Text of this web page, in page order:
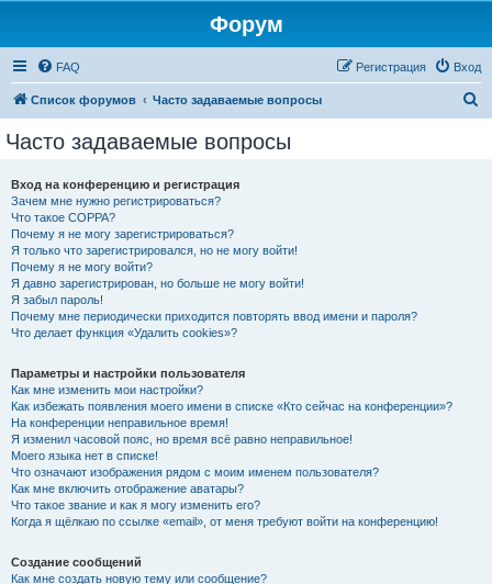
Форум
FAQ Вход
Регистрация
Список форумов Часто задаваемые вопросы
Часто задаваемые вопросы
Вход на конференцию и регистрация
Зачем мне нужно регистрироваться?
Что такое COPPA?
Почему я не могу зарегистрироваться?
Я только что зарегистрировался, но не могу войти!
Почему я не могу войти?
Я давно зарегистрирован, но больше не могу войти!
Я забыл пароль!
Почему мне периодически приходится повторять ввод имени и пароля?
Что делает функция «Удалить cookies»?
Параметры и настройки пользователя
Как мне изменить мои настройки?
Как избежать появления моего имени в списке «Кто сейчас на конференции»?
На конференции неправильное время!
Я изменил часовой пояс, но время всё равно неправильное!
Моего языка нет в списке!
Что означают изображения рядом с моим именем пользователя?
Как мне включить отображение аватары?
Что такое звание и как я могу изменить его?
Когда я щёлкаю по ссылке «email», от меня требуют войти на конференцию!
Создание сообщений
Как мне создать новую тему или сообщение?